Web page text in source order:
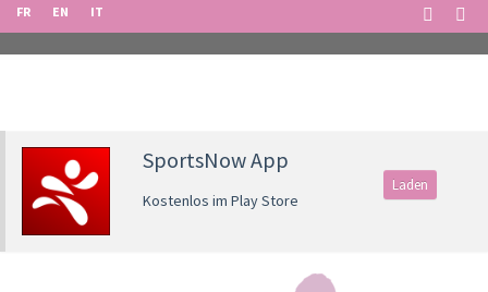
FR EN IT
SportsNow App
Kostenlos im Play Store
Laden